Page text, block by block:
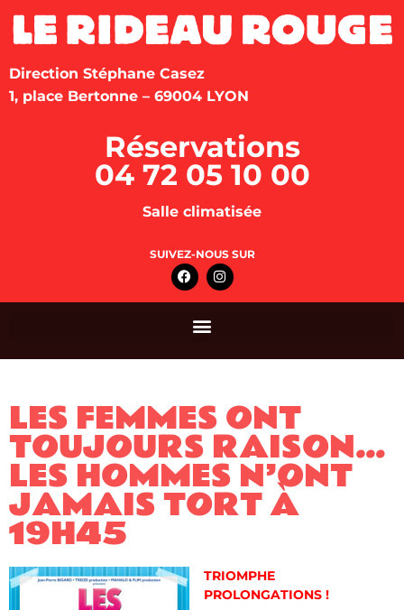
Direction Stéphane Casez
1, place Bertonne – 69004 LYON
Réservations
04 72 05 10 00
Salle climatisée
SUIVEZ-NOUS SUR
LES FEMMES ONT
TOUJOURS RAISON…
LES HOMMES N’ONT
JAMAIS TORT À
19H45
TRIOMPHE
PROLONGATIONS !